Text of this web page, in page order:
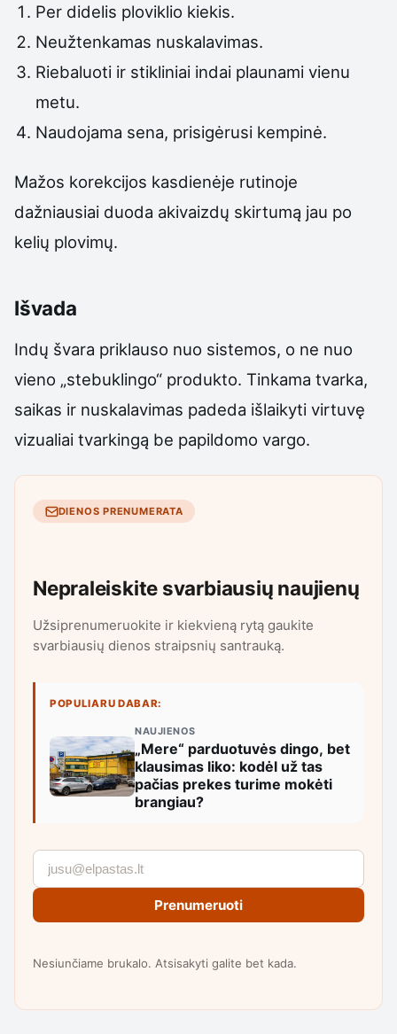
Per didelis ploviklio kiekis.
Neužtenkamas nuskalavimas.
Riebaluoti ir stikliniai indai plaunami vienu
metu.
Naudojama sena, prisigėrusi kempinė.
Mažos korekcijos kasdienėje rutinoje
dažniausiai duoda akivaizdų skirtumą jau po
kelių plovimų.
Išvada
Indų švara priklauso nuo sistemos, o ne nuo
vieno „stebuklingo“ produkto. Tinkama tvarka,
saikas ir nuskalavimas padeda išlaikyti virtuvę
vizualiai tvarkingą be papildomo vargo.
DIENOS PRENUMERATA
Nepraleiskite svarbiausių naujienų
Užsiprenumeruokite ir kiekvieną rytą gaukite
svarbiausių dienos straipsnių santrauką.
POPULIARU DABAR:
NAUJIENOS
„Mere“ parduotuvės dingo, bet
klausimas liko: kodėl už tas
pačias prekes turime mokėti
brangiau?
Prenumeruoti
Nesiunčiame brukalo. Atsisakyti galite bet kada.